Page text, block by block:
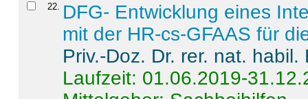
22
DFG- Entwicklung eines
mit der HR-cs-GFAAS für
Priv.-Doz. Dr. rer. nat.
Laufzeit: 01.06.2019-